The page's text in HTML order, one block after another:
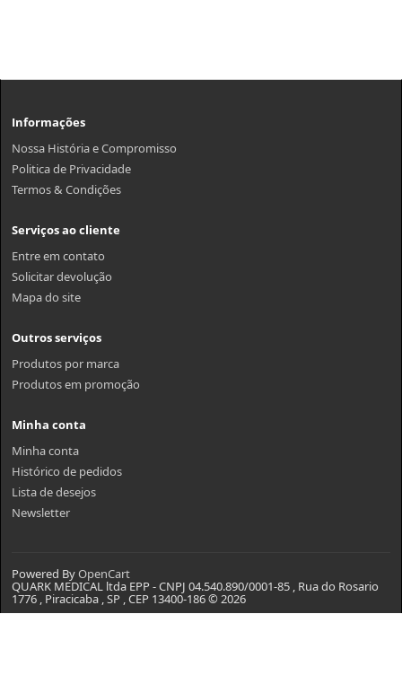
Informações
Nossa História e Compromisso
Politica de Privacidade
Termos & Condições
Serviços ao cliente
Entre em contato
Solicitar devolução
Mapa do site
Outros serviços
Produtos por marca
Produtos em promoção
Minha conta
Minha conta
Histórico de pedidos
Lista de desejos
Newsletter
Powered ByOpenCart
QUARK MEDICAL ltda EPP - CNPJ 04.540.890/0001-85 , Rua do Rosario
1776 , Piracicaba , SP , CEP 13400-186 © 2026